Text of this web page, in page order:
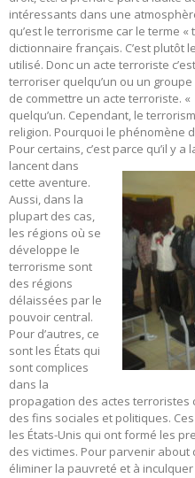
intéressants dans une
qu’est le terrorisme car le terme
dictionnaire français. C’est plutôt
utilisé. Donc un acte terroriste
terroriser quelqu’un ou un
de commettre un acte terroriste. «
quelqu’un. Cependant, le
religion. Pourquoi le phénomène
Pour certains, c’est parce qu’il y a
lancent dans
cette aventure.
Aussi, dans la
plupart des cas,
les régions où se
développe le
terrorisme sont
des régions
délaissées par le
pouvoir central.
Pour d’autres, ce
sont les États qui
sont complices
dans la
propagation des actes
des fins sociales et politiques.
les États-Unis qui ont formé les
des victimes. Pour parvenir
éliminer la pauvreté et à